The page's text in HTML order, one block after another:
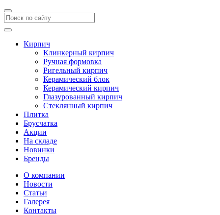
Кирпич
Клинкерный кирпич
Ручная формовка
Ригельный кирпич
Керамический блок
Керамический кирпич
Глазурованный кирпич
Стеклянный кирпич
Плитка
Брусчатка
Акции
На складе
Новинки
Бренды
О компании
Новости
Статьи
Галерея
Контакты